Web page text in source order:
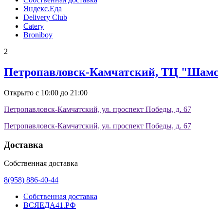
Яндекс.Еда
Delivery Club
Catery
Broniboy
2
Петропавловск-Камчатский, ТЦ
Открыто с 10:00 до 21:00
Петропавловск-Камчатский, ул. проспект Победы, д. 67
Петропавловск-Камчатский, ул. проспект Победы, д. 67
Доставка
Собственная доставка
8(958) 886-40-44
Собственная доставка
ВСЯЕДА41.РФ